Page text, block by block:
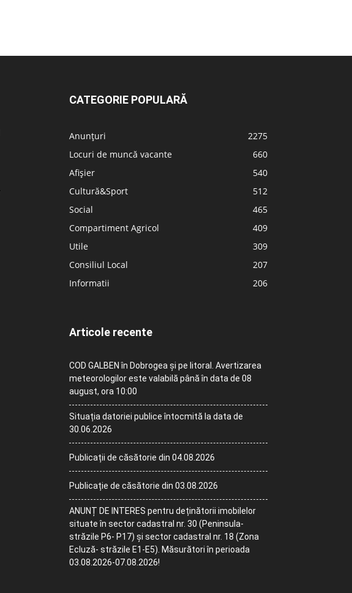
CATEGORIE POPULARĂ
Anunțuri
2275
Locuri de muncă vacante
660
Afișier
540
Cultură&Sport
512
Social
465
Compartiment Agricol
409
Utile
309
Consiliul Local
207
Informatii
206
Articole recente
COD GALBEN în Dobrogea și pe litoral. Avertizarea
meteorologilor este valabilă până în data de 08
august, ora 10:00
Situația datoriei publice întocmită la data de
30.06.2026
Publicații de căsătorie din 04.08.2026
Publicație de căsătorie din 03.08.2026
ANUNȚ DE INTERES pentru deținătorii imobilelor
situate în sector cadastral nr. 30 (Peninsula-
străzile P6- P17) și sector cadastral nr. 18 (Zona
Ecluză- străzile E1-E5). Măsurători în perioada
03.08.2026-07.08.2026!